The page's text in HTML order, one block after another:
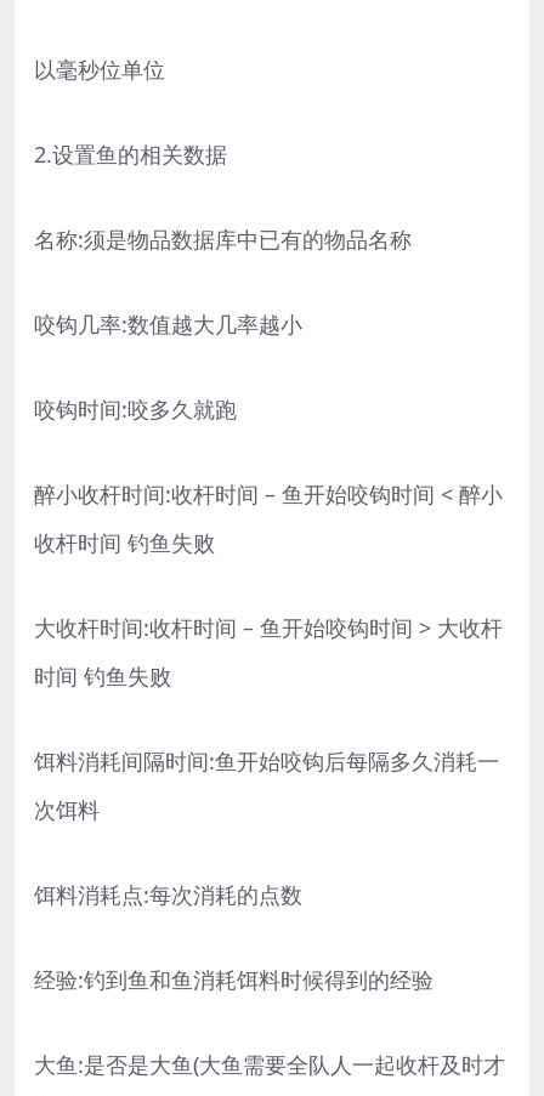
以毫秒位单位
2.设置鱼的相关数据
名称:须是物品数据库中已有的物品名称
咬钩几率:数值越大几率越小
咬钩时间:咬多久就跑
醉小收杆时间:收杆时间 – 鱼开始咬钩时间 < 醉小
收杆时间 钓鱼失败
大收杆时间:收杆时间 – 鱼开始咬钩时间 > 大收杆
时间 钓鱼失败
饵料消耗间隔时间:鱼开始咬钩后每隔多久消耗一
次饵料
饵料消耗点:每次消耗的点数
经验:钓到鱼和鱼消耗饵料时候得到的经验
大鱼:是否是大鱼(大鱼需要全队人一起收杆及时才